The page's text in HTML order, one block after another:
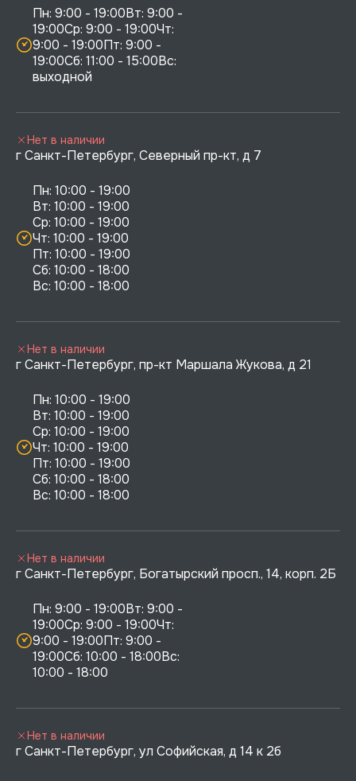
Пн: 9:00 - 19:00Вт: 9:00 -
19:00Ср: 9:00 - 19:00Чт:
9:00 - 19:00Пт: 9:00 -
19:00Сб: 11:00 - 15:00Вс:
выходной
г Санкт-Петербург, Северный пр-кт, д 7
Пн: 10:00 - 19:00
Вт: 10:00 - 19:00
Ср: 10:00 - 19:00
Чт: 10:00 - 19:00
Пт: 10:00 - 19:00
Сб: 10:00 - 18:00
Нет в наличии
г Санкт-Петербург, пр-кт Маршала Жукова, д 21
Пн: 10:00 - 19:00
Вт: 10:00 - 19:00
Ср: 10:00 - 19:00
Чт: 10:00 - 19:00
Пт: 10:00 - 19:00
Сб: 10:00 - 18:00
Нет в наличии
г Санкт-Петербург, Богатырский просп., 14, корп. 2Б
Пн: 9:00 - 19:00Вт: 9:00 -
19:00Ср: 9:00 - 19:00Чт:
9:00 - 19:00Пт: 9:00 -
19:00Сб: 10:00 - 18:00Вс:
10:00 - 18:00
Нет в наличии
г Санкт-Петербург, ул Софийская, д 14 к 2б
Нет в наличии